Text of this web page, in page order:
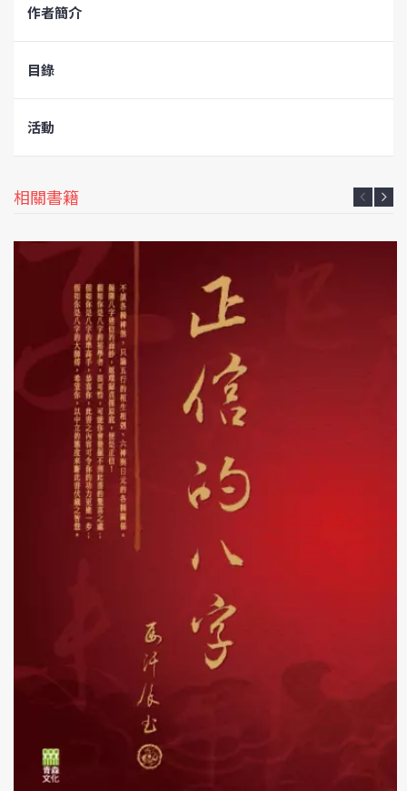
作者簡介
目錄
活動
相關書籍